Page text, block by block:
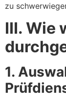
zu
III. Wie
1.